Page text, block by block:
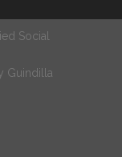
Social
Guindilla